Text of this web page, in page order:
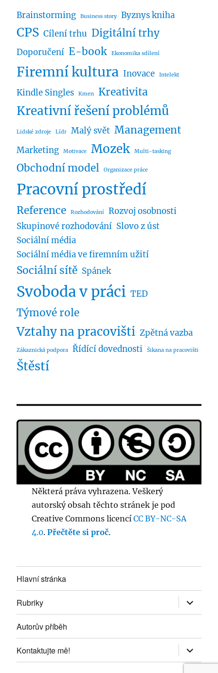
Brainstorming Business story Byznys kniha
CPS Cílení trhu Digitální trhy
Doporučení E-book Ekonomika sdílení
Firemní kultura Inovace Intelekt
Kindle Singles Kmen Kreativita
Kreativní řešení problémů
Lidské zdroje Lídr Malý svět Management
Marketing Motivace Mozek Multi-tasking
Obchodní model Organizace práce
Pracovní prostředí
Reference Rozhodování
Rozvoj osobnosti
Skupinové rozhodování Slovo z úst
Sociální média
Sociální média ve firemním užití
Sociální sítě Spánek
Svoboda v práci TED
Týmové role
Vztahy na pracovišti Zpětná vazba
Zákaznická podpora Řídící dovednosti Šikana na pracovišti
Štěstí
Některá práva vyhrazena. Veškerý
autorský obsah těchto stránek je pod
Creative Commons licencí CC BY-NC-SA
4.0. Přečtěte si proč.
Hlavní stránka
Rubriky Zobrazit
položky
Autorův příběh
Kontaktujte mě! Zobrazit
položky